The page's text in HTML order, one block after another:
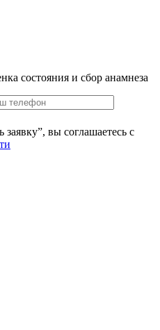
состояния и сбор анамнеза
вы соглашаетесь с